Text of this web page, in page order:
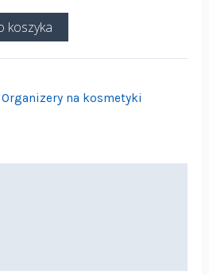
koszyka
Organizery na kosmetyki